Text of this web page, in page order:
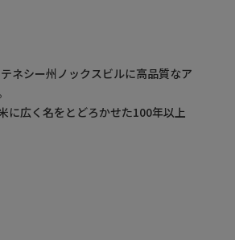
ネシー州ノックスビルに高品質なア
に広く名をとどろかせた100年以上